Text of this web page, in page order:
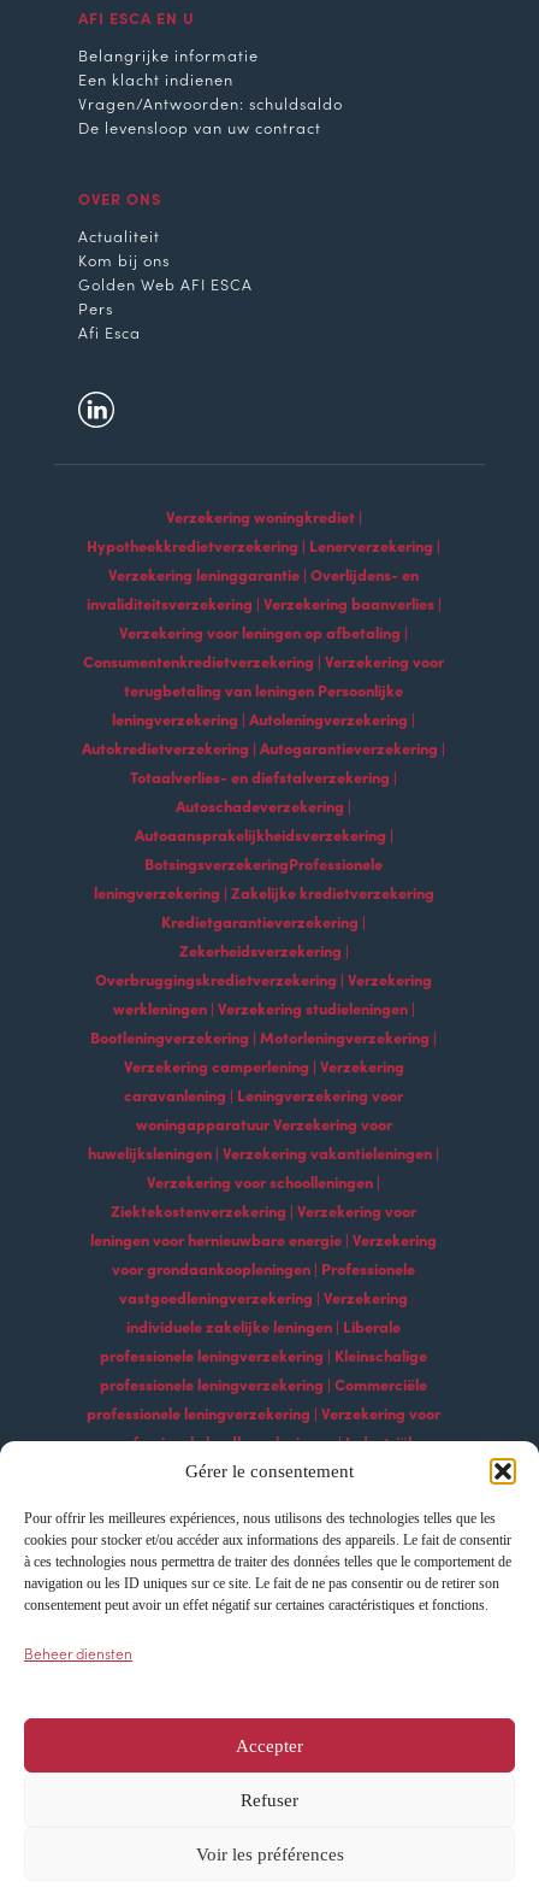
Gérer le consentement
Pour offrir les meilleures expériences, nous utilisons des technologies telles que les
cookies pour stocker et/ou accéder aux informations des appareils. Le fait de consentir
à ces technologies nous permettra de traiter des données telles que le comportement de
navigation ou les ID uniques sur ce site. Le fait de ne pas consentir ou de retirer son
consentement peut avoir un effet négatif sur certaines caractéristiques et fonctions.
Beheer diensten
Accepter
Refuser
Voir les préférences
AFI ESCA EN U
Belangrijke informatie
Een klacht indienen
Vragen/Antwoorden: schuldsaldo
De levensloop van uw contract
OVER ONS
Actualiteit
Kom bij ons
Golden Web AFI ESCA
Pers
Afi Esca
Verzekering woningkrediet |
Hypotheekkredietverzekering | Lenerverzekering |
Verzekering leninggarantie | Overlijdens- en
invaliditeitsverzekering | Verzekering baanverlies |
Verzekering voor leningen op afbetaling |
Consumentenkredietverzekering | Verzekering voor
terugbetaling van leningen Persoonlijke
leningverzekering | Autoleningverzekering |
Autokredietverzekering | Autogarantieverzekering |
Totaalverlies- en diefstalverzekering |
Autoschadeverzekering |
Autoaansprakelijkheidsverzekering |
BotsingsverzekeringProfessionele
leningverzekering | Zakelijke kredietverzekering
Kredietgarantieverzekering |
Zekerheidsverzekering |
Overbruggingskredietverzekering | Verzekering
werkleningen | Verzekering studieleningen |
Bootleningverzekering | Motorleningverzekering |
Verzekering camperlening | Verzekering
caravanlening | Leningverzekering voor
woningapparatuur Verzekering voor
huwelijksleningen | Verzekering vakantieleningen |
Verzekering voor schoolleningen |
Ziektekostenverzekering | Verzekering voor
leningen voor hernieuwbare energie | Verzekering
voor grondaankoopleningen | Professionele
vastgoedleningverzekering | Verzekering
individuele zakelijke leningen | Liberale
professionele leningverzekering | Kleinschalige
professionele leningverzekering | Commerciële
professionele leningverzekering | Verzekering voor
professionele landbouwleningen | Industriële
professionele leningverzekering | Professionele
leningverzekeringsdiensten | Professionele
technologische leningverzekering Professionele
exportleningverzekering | Professionele
leningverzekering importeren | Leningverzekering
Alle rechten voorbehouden – AFI ESCA ©